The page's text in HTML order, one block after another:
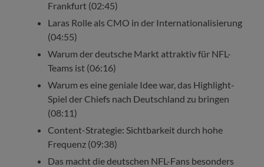
Frankfurt (02:45)
Laras Rolle als CMO in der Internationalisierung
(04:55)
Warum der deutsche Markt attraktiv für NFL-
Teams ist (06:16)
Warum es eine geniale Idee war, das Highlight-
Spiel der Chiefs nach Deutschland zu bringen
(08:11)
Content-Strategie: Sichtbarkeit durch hohe
Frequenz (09:38)
Das macht die deutschen NFL-Fans besonders